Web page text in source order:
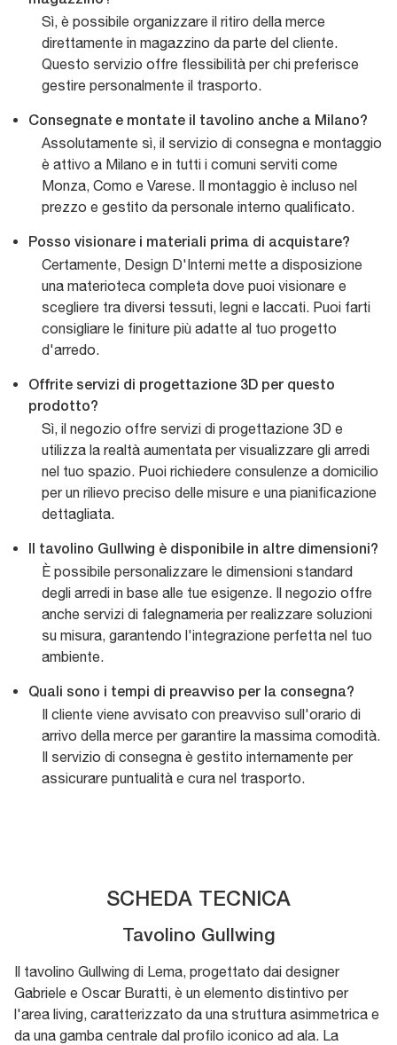
Sì, è possibile organizzare il ritiro della merce
direttamente in magazzino da parte del cliente.
Questo servizio offre flessibilità per chi preferisce
gestire personalmente il trasporto.
Consegnate e montate il tavolino anche a Milano?
Assolutamente sì, il servizio di consegna e montaggio
è attivo a Milano e in tutti i comuni serviti come
Monza, Como e Varese. Il montaggio è incluso nel
prezzo e gestito da personale interno qualificato.
Posso visionare i materiali prima di acquistare?
Certamente, Design D'Interni mette a disposizione
una materioteca completa dove puoi visionare e
scegliere tra diversi tessuti, legni e laccati. Puoi farti
consigliare le finiture più adatte al tuo progetto
d'arredo.
Offrite servizi di progettazione 3D per questo
prodotto?
Sì, il negozio offre servizi di progettazione 3D e
utilizza la realtà aumentata per visualizzare gli arredi
nel tuo spazio. Puoi richiedere consulenze a domicilio
per un rilievo preciso delle misure e una pianificazione
dettagliata.
Il tavolino Gullwing è disponibile in altre dimensioni?
È possibile personalizzare le dimensioni standard
degli arredi in base alle tue esigenze. Il negozio offre
anche servizi di falegnameria per realizzare soluzioni
su misura, garantendo l'integrazione perfetta nel tuo
ambiente.
Quali sono i tempi di preavviso per la consegna?
Il cliente viene avvisato con preavviso sull'orario di
arrivo della merce per garantire la massima comodità.
Il servizio di consegna è gestito internamente per
assicurare puntualità e cura nel trasporto.
SCHEDA TECNICA
Tavolino Gullwing
Il tavolino Gullwing di Lema, progettato dai designer
Gabriele e Oscar Buratti, è un elemento distintivo per
l'area living, caratterizzato da una struttura asimmetrica e
da una gamba centrale dal profilo iconico ad ala. La